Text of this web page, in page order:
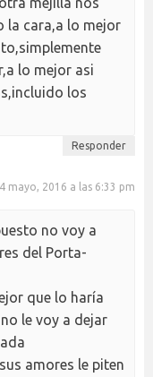
la cara,a lo mejor
lo mejor asi
los
Responder
mayo, 2016 a las 6:33 pm
no voy a
del Porta-
que lo haría
le voy a dejar
amores le piten